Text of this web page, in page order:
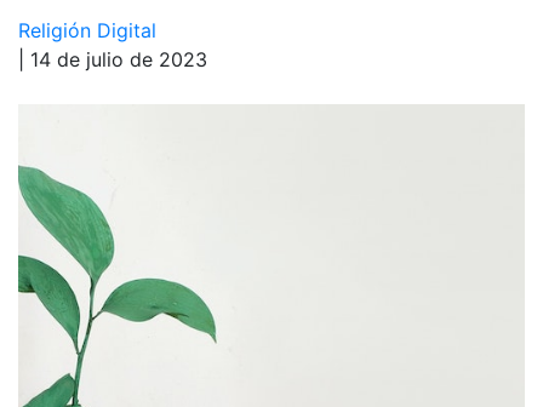
Religión Digital
| 14 de julio de 2023